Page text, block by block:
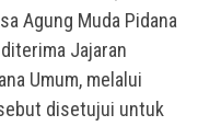
Agung Muda Pidana
Jajaran
Umum, melalui
disetujui untuk